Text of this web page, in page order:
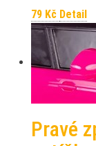
79 Kč Detail
Pravé